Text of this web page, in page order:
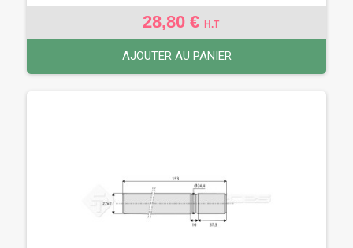
28,80 € H.T
AJOUTER AU PANIER